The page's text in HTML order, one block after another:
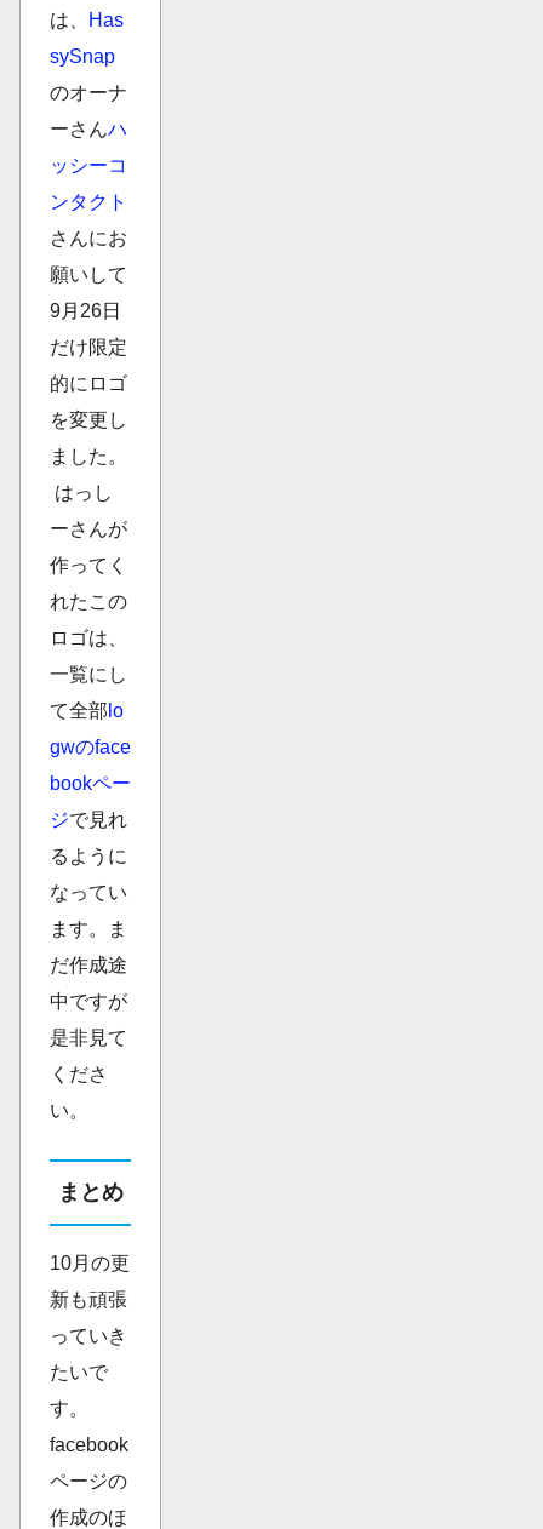
は、
Has
sySnap
のオーナ
ーさんハ
ッシーコ
ンタクト
さんにお
願いして
9月26日
だけ限定
的にロゴ
を変更し
ました。
はっし
ーさんが
作ってく
れたこの
ロゴは、
一覧にし
て全部 lo
gwのface
bookペー
ジで見れ
るように
なってい
ます。ま
だ作成途
中ですが
是非見て
くださ
い。
まとめ
10月の更
新も頑張
っていき
たいで
す。
facebook
ページの
作成のほ